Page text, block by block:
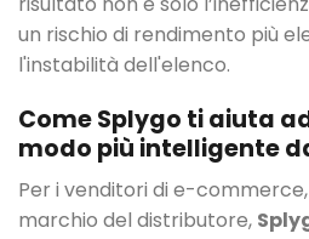
un rischio di rendimento più
l'instabilità dell'elenco.
Come Splygo ti aiuta
modo più intelligente
Per i venditori di e-
marchio del distributore,